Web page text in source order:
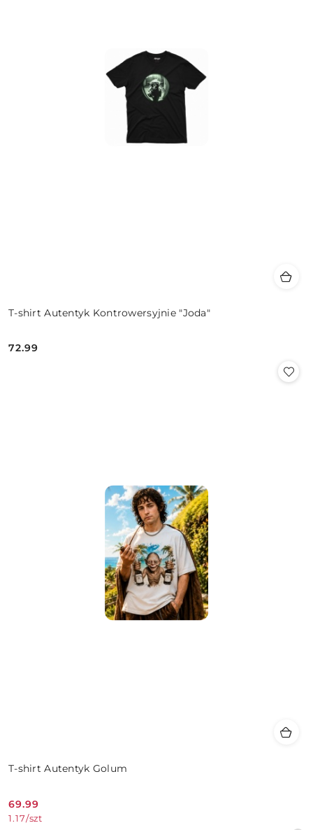
T-shirt Autentyk Kontrowersyjnie "Joda"
Cena:
72.99
T-shirt Autentyk Golum
Cena
69.99
1.17/szt